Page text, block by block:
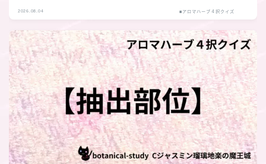
2026.08.04 ■アロマハーブ４択クイズ